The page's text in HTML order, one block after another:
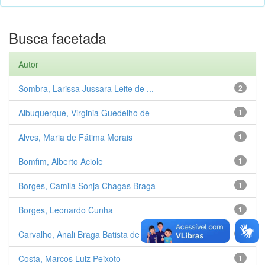
Busca facetada
Autor
2
Sombra, Larissa Jussara Leite de ...
1
Albuquerque, Virginia Guedelho de
1
Alves, Maria de Fátima Morais
1
Bomfim, Alberto Aciole
1
Borges, Camila Sonja Chagas Braga
1
Borges, Leonardo Cunha
1
Carvalho, Anali Braga Batista de
1
Costa, Marcos Luiz Peixoto